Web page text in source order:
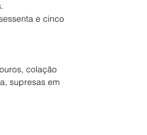
e cinco
colação
supresas em